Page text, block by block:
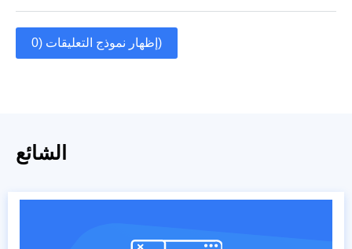
إظهار نموذج التعليقات (0)
الشائع